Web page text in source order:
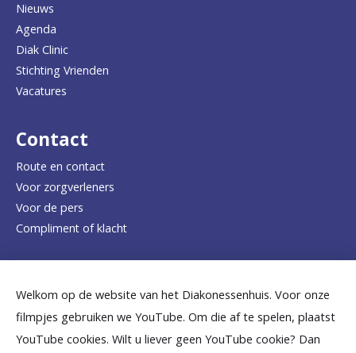
Welkom op de website van het Diakonessenhuis. Voor onze
filmpjes gebruiken we YouTube. Om die af te spelen, plaatst
YouTube cookies. Wilt u liever geen YouTube cookie? Dan
n
a
a
d
e
h
o
p
a
Nieuws
Agenda
Diak Clinic
Stichting Vrienden
Vacatures
Contact
Route en contact
Voor zorgverleners
Voor de pers
Compliment of klacht
Dicht bij jou
B B B B B